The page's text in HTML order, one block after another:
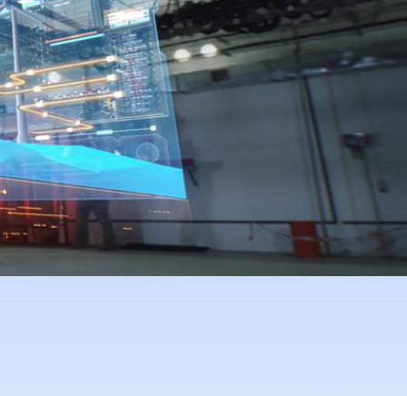
Energieoptimierung für alle
zugänglicher und
kosteneffizienter zu machen.